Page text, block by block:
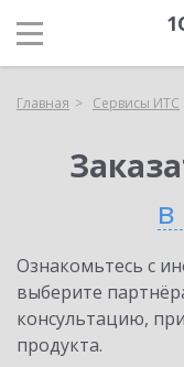
Главная Сервисы ИТС
Ознакомьтесь с
выберите
консультацию,
продукта.